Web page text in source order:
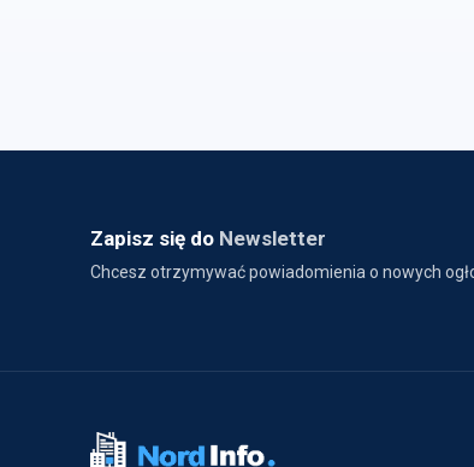
Zapisz się do Newsletter
Chcesz otrzymywać powiadomienia o nowych